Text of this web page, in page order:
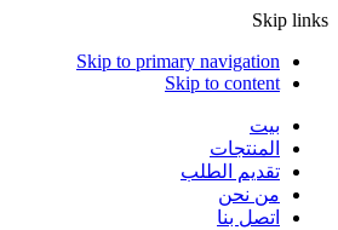
Skip links
Skip to primary navigation
Skip to content
بيت
المنتجات
تقديم الطلب
من نحن
اتصل بنا